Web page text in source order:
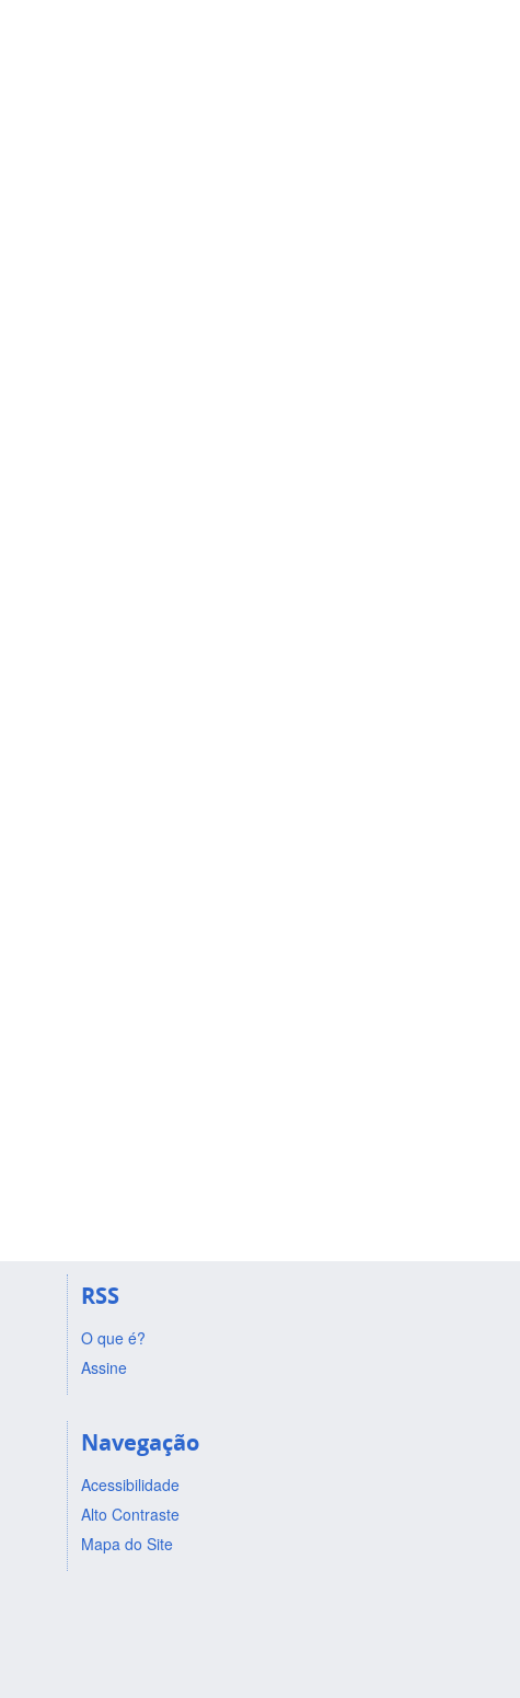
RSS
O que é?
Assine
Navegação
Acessibilidade
Alto Contraste
Mapa do Site